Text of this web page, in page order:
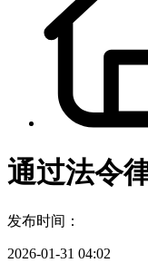
通过法令
发布时间：
2026-01-31 04:02